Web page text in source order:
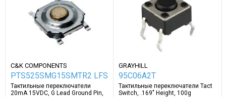
C&K COMPONENTS
PTS525SMG15SMTR2 LFS
Тактильные переключатели
20mA 15VDC, G Lead Ground Pin,
GRAYHILL
95C06A2T
Тактильные переключатели Tact
Switch, .169" Height, 100g